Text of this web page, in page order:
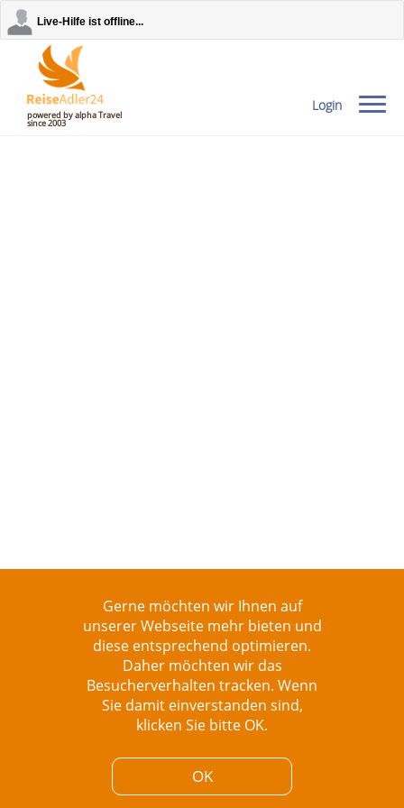
Live-Hilfe ist offline...
Gerne möchten wir Ihnen auf
unserer Webseite mehr bieten und
diese entsprechend optimieren.
Daher möchten wir das
Besucherverhalten tracken. Wenn
Sie damit einverstanden sind,
klicken Sie bitte OK.
OK
powered by alpha Travel
since 2003
Login